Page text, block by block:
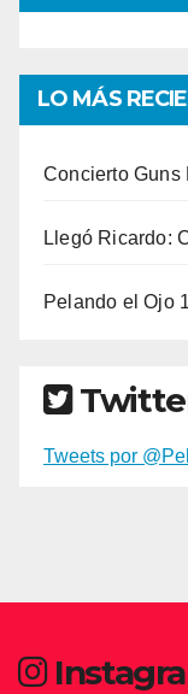
LO MÁS
Concierto Guns
Llegó Ricardo:
Pelando el Ojo
Tweets por